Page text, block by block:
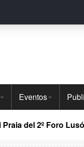
Eventos
Praia del 2º Foro